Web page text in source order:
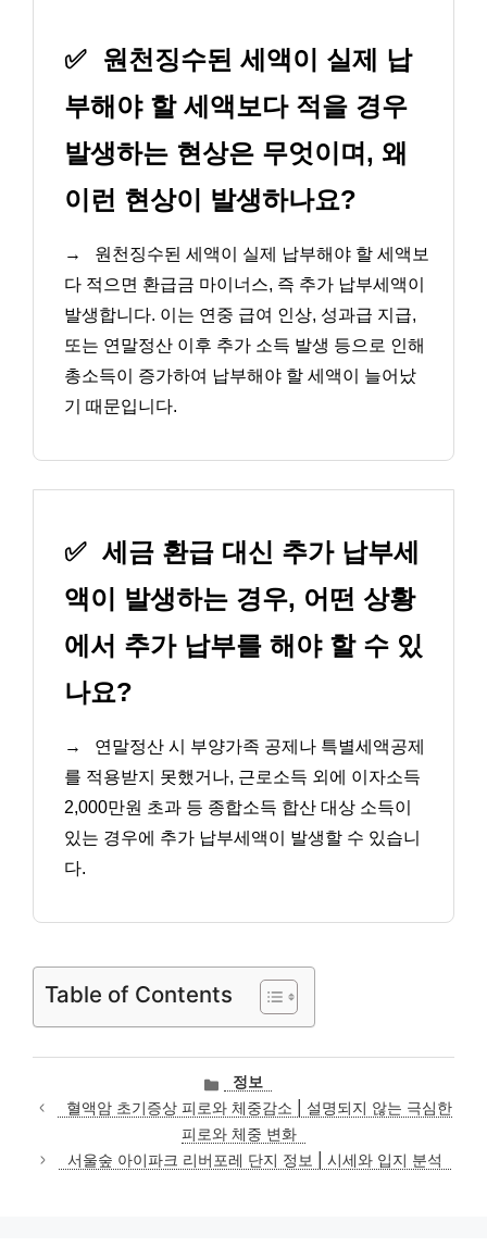
✅
원천징수된 세액이 실제 납
부해야 할 세액보다 적을 경우
발생하는 현상은 무엇이며, 왜
이런 현상이 발생하나요?
→
원천징수된 세액이 실제 납부해야 할 세액보
다 적으면 환급금 마이너스, 즉 추가 납부세액이
발생합니다. 이는 연중 급여 인상, 성과급 지급,
또는 연말정산 이후 추가 소득 발생 등으로 인해
총소득이 증가하여 납부해야 할 세액이 늘어났
기 때문입니다.
✅ 세금 환급 대신 추가 납부세
액이 발생하는 경우, 어떤 상황
에서 추가 납부를 해야 할 수 있
나요?
→
연말정산 시 부양가족 공제나 특별세액공제
를 적용받지 못했거나, 근로소득 외에 이자소득
2,000만원 초과 등 종합소득 합산 대상 소득이
있는 경우에 추가 납부세액이 발생할 수 있습니
다.
Table of Contents
카
테
고
리
정보
혈액암 초기증상 피로와 체중감소 | 설명되지 않는 극심한
피로와 체중 변화
서울숲 아이파크 리버포레 단지 정보 | 시세와 입지 분석